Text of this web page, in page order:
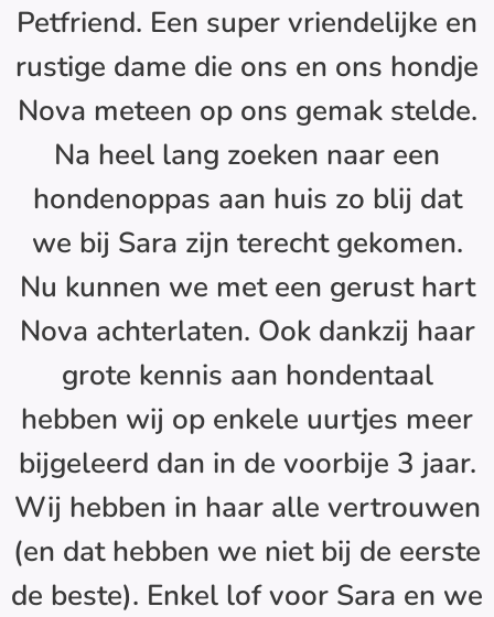
Petfriend. Een super vriendelijke en
rustige dame die ons en ons hondje
Nova meteen op ons gemak stelde.
Na heel lang zoeken naar een
hondenoppas aan huis zo blij dat
we bij Sara zijn terecht gekomen.
Nu kunnen we met een gerust hart
Nova achterlaten. Ook dankzij haar
grote kennis aan hondentaal
hebben wij op enkele uurtjes meer
bijgeleerd dan in de voorbije 3 jaar.
Wij hebben in haar alle vertrouwen
(en dat hebben we niet bij de eerste
de beste). Enkel lof voor Sara en we